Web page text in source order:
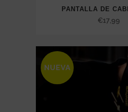
PANTALLA DE
€17,99
SALE
NUEVA